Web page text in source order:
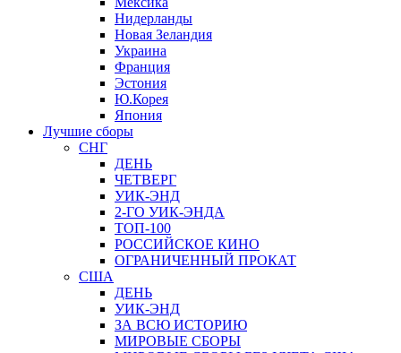
Нидерланды
Новая Зеландия
Украина
Франция
Эстония
Ю.Корея
Япония
Лучшие сборы
СНГ
ДЕНЬ
ЧЕТВЕРГ
УИК-ЭНД
2-ГО УИК-ЭНДА
ТОП-100
РОССИЙСКОЕ КИНО
ОГРАНИЧЕННЫЙ ПРОКАТ
США
ДЕНЬ
УИК-ЭНД
ЗА ВСЮ ИСТОРИЮ
МИРОВЫЕ СБОРЫ